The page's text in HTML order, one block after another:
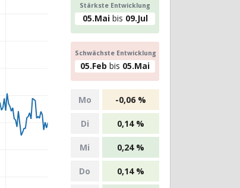
Stärkste Entwicklung
05.Maibis 09.Jul
Schwächste Entwicklung
05.Feb bis 05.Mai
Mo -0,06 %
Di 0,14 %
Mi 0,24 %
Do 0,14 %